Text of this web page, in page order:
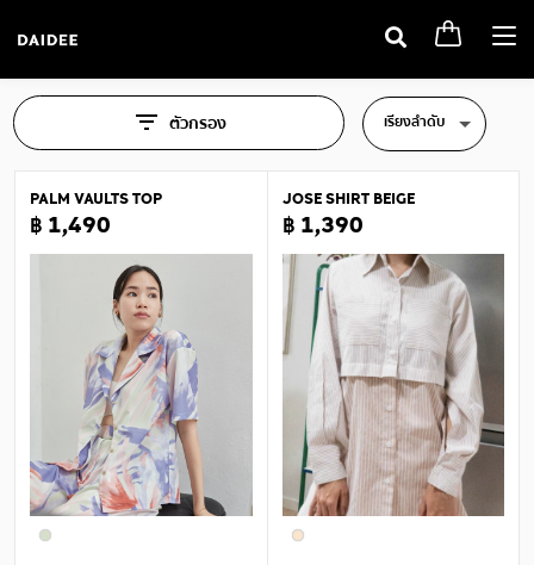
ตัวกรอง เรียงลำดับ
PALM VAULTS TOP
฿ 1,490
JOSE SHIRT BEIGE
฿ 1,390